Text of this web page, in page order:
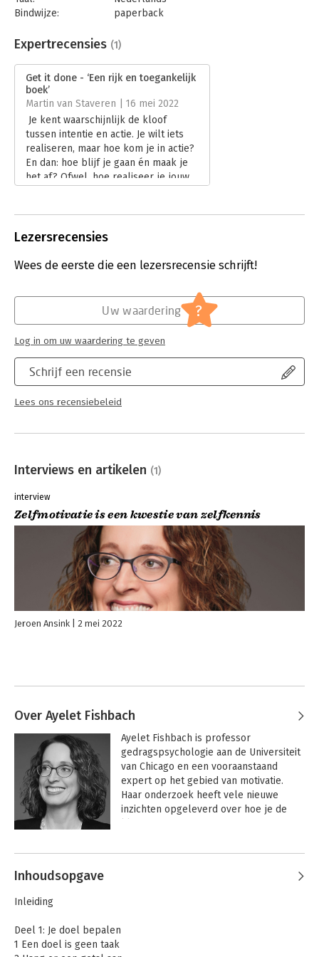
Bindwijze:
paperback
Uitgever:
Volt
Verschijningsdatum:
22-2-2022
Hoofdrubriek: Persoonlijke effectiviteit
Expertrecensies (1)
Get it done - ‘Een rijk en toegankelijk
boek’
Martin van Staveren | 16 mei 2022
Je kent waarschijnlijk de kloof
tussen intentie en actie. Je wilt iets
realiseren, maar hoe kom je in actie?
En dan: hoe blijf je gaan én maak je
het af? Ofwel, hoe realiseer je jouw
tegenkomt? Goed nieuws: de
biedt veel hulp.
Lezersrecensies
Wees de eerste die een lezersrecensie schrijft!
Schrijf een recensie
Lees ons recensiebeleid
Uw waardering ?
Log in om uw waardering te geven
Interviews en artikelen (1)
interview
Zelfmotivatie is een kwestie van zelfkennis
Jeroen Ansink 2 mei 2022
Over Ayelet Fishbach
Ayelet Fishbach is professor
gedragspsychologie aan de Universiteit
van Chicago en een vooraanstaand
expert op het gebied van motivatie.
Haar onderzoek heeft vele nieuwe
inzichten opgeleverd over hoe je de
Inhoudsopgave
Inleiding
Deel 1: Je doel bepalen
1 Een doel is geen taak